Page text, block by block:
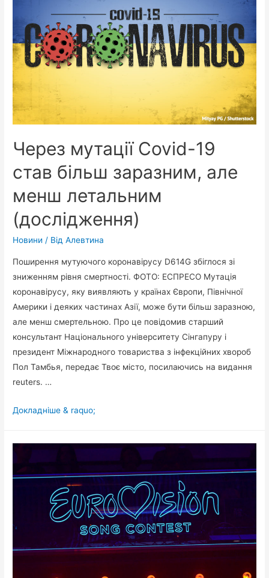
Через мутації Covid-19
став більш заразним, але
менш летальним
(дослідження)
Новини / ВідАлевтина
Поширення мутуючого коронавірусу D614G збіглося зі
зниженням рівня смертності. ФОТО: ЕСПРЕСО Мутація
коронавірусу, яку виявляють у країнах Європи, Північної
Америки і деяких частинах Азії, може бути більш заразною,
але менш смертельною. Про це повідомив старший
консультант Національного університету Сінгапуру і
президент Міжнародного товариства з інфекційних хвороб
Пол Тамбья, передає Твоє місто, посилаючись на видання
reuters. …
Через
19
став
заразним,
менш
летальним
Докладніше & raquo;